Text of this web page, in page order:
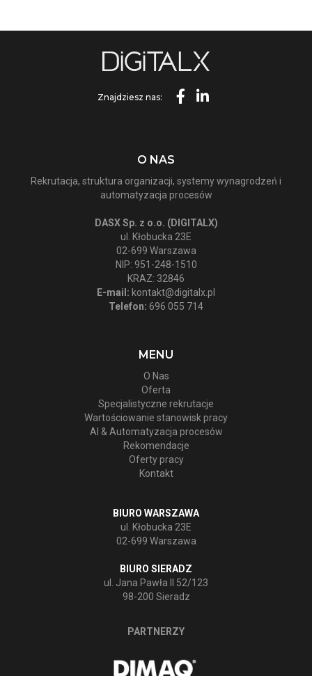
Znajdziesz nas:
O NAS
Rekrutacja, struktura organizacji, systemy wynagrodzeń i
automatyzacja procesów
DASX Sp. z o.o. (DIGITALX)
ul. Kłobucka 23E
02-699 Warszawa
NIP: 951-248-1510
KRAZ: 32846
E-mail: kontakt@digitalx.pl
Telefon: 696 055 714
MENU
O Nas
Oferta
Specjalistyczne rekrutacje
Wartościowanie stanowisk pracy
AI & Automatyzacja procesów
Rekomendacje
Oferty pracy
Kontakt
BIURO WARSZAWA
ul. Kłobucka 23E
02-699 Warszawa
BIURO SIERADZ
ul. Jana Pawła II 52/123
98-200 Sieradz
PARTNERZY